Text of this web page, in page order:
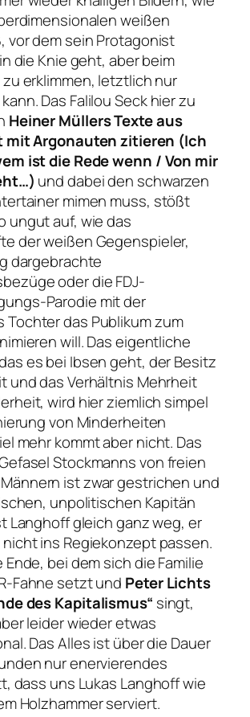
weißen
vor dem sein Protagonist
die Knie geht, aber beim
erklimmen, letztlich nur
Das Falilou Seck hier zu
Heiner Müllers Texte aus
mit Argonauten zitieren (Ich
ist die Rede wenn / Von mir
und dabei den schwarzen
mimen muss, stößt
ungut auf, wie das
der weißen Gegenspieler,
dargebrachte
oder die FDJ-
Parodie mit der
Tochter das Publikum zum
will. Das eigentliche
es bei Ibsen geht, der Besitz
und das Verhältnis Mehrheit
wird hier ziemlich simpel
von Minderheiten
mehr kommt aber nicht. Das
Stockmanns vonfreien
ist zwar gestrichen und
unpolitischen Kapitän
Langhoff gleich ganz weg, er
ins Regiekonzept passen.
bei dem sich die Familie
Fahne setzt und Peter Lichts
des Kapitalismus“ singt,
leider wieder etwas
Das Alles ist über die Dauer
nur enervierendes
dass uns Lukas Langhoff wie
Holzhammer serviert.